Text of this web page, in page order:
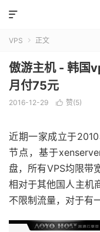

VPS  正文
傲游主机 - 韩国
月付75元
2016-12-29  赞(5)
近期一家成立于
节点，基于
盘，所有VPS均限带
相对于其他国人主机
不限制流量，对于有